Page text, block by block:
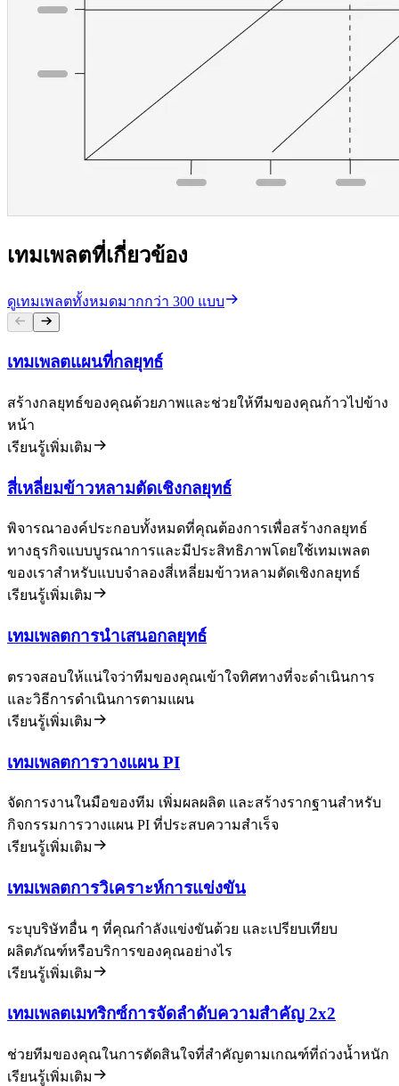
เทมเพลตที่เกี่ยวข้อง
ดูเทมเพลตทั้งหมดมากกว่า 300 แบบ
เทมเพลตแผนที่กลยุทธ์
สร้างกลยุทธ์ของคุณด้วยภาพและช่วยให้ทีมของคุณก้าวไปข้าง
หน้า
เรียนรู้เพิ่มเติม
สี่เหลี่ยมข้าวหลามตัดเชิงกลยุทธ์
พิจารณาองค์ประกอบทั้งหมดที่คุณต้องการเพื่อสร้างกลยุทธ์
ทางธุรกิจแบบบูรณาการและมีประสิทธิภาพโดยใช้เทมเพลต
ของเราสำหรับแบบจำลองสี่เหลี่ยมข้าวหลามตัดเชิงกลยุทธ์
เรียนรู้เพิ่มเติม
เทมเพลตการนำเสนอกลยุทธ์
ตรวจสอบให้แน่ใจว่าทีมของคุณเข้าใจทิศทางที่จะดำเนินการ
และวิธีการดำเนินการตามแผน
เรียนรู้เพิ่มเติม
เทมเพลตการวางแผน PI
จัดการงานในมือของทีม เพิ่มผลผลิต และสร้างรากฐานสำหรับ
กิจกรรมการวางแผน PI ที่ประสบความสำเร็จ
เรียนรู้เพิ่มเติม
เทมเพลตการวิเคราะห์การแข่งขัน
ระบุบริษัทอื่น ๆ ที่คุณกำลังแข่งขันด้วย และเปรียบเทียบ
ผลิตภัณฑ์หรือบริการของคุณอย่างไร
เรียนรู้เพิ่มเติม
เทมเพลตเมทริกซ์การจัดลำดับความสำคัญ 2x2
ช่วยทีมของคุณในการตัดสินใจที่สำคัญตามเกณฑ์ที่ถ่วงน้ำหนัก
เรียนรู้เพิ่มเติม